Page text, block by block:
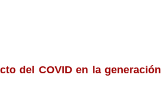
del COVID en la generación